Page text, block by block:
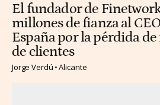
El fundador de
millones de fianza al
España por la pérdida
de clientes
Jorge Verdú Alicante